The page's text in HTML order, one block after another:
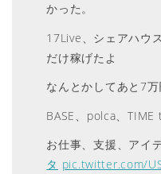
かった。
17Live、シェアハウ
だけ稼げたよ
なんとかしてあと7万
BASE、polca、
お仕事、支援、アイ
タ pic.twitter.com/